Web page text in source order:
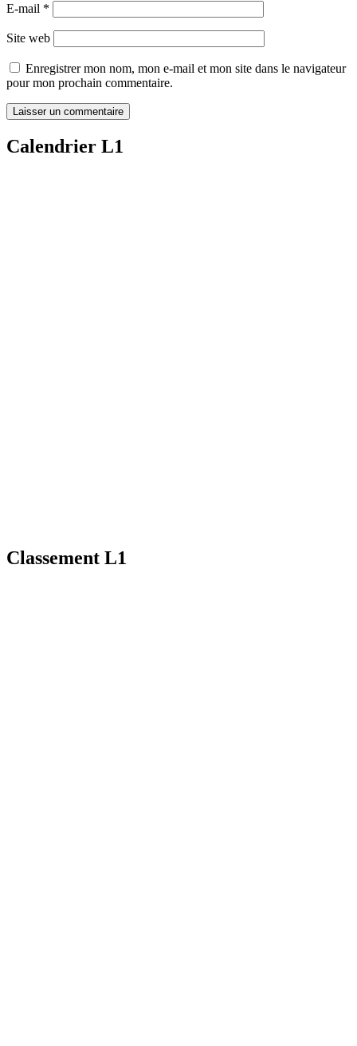
E-mail *
Site web
Enregistrer mon nom, mon e-mail et mon site dans le navigateur
pour mon prochain commentaire.
Calendrier L1
Classement L1